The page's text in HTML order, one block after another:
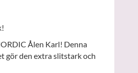
Ålen Karl! Denna
gör den extra slitstark och